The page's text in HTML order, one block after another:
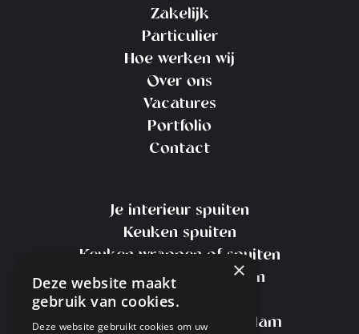
Zakelijk
Particulier
Hoe werken wij
Over ons
Vacatures
Portfolio
Contact
Je interieur spuiten
Keuken spuiten
Keuken wrappen of spuiten
Kosten Keuken Spuiten
Meubels spuiten
Meubelspuiterij Amsterdam
×
Deze website maakt
gebruik van cookies.
Deze website gebruikt cookies om uw